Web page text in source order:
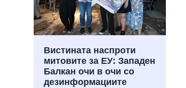
Вистината наспроти
митовите за ЕУ: Западен
Балкан очи в очи со
дезинформациите